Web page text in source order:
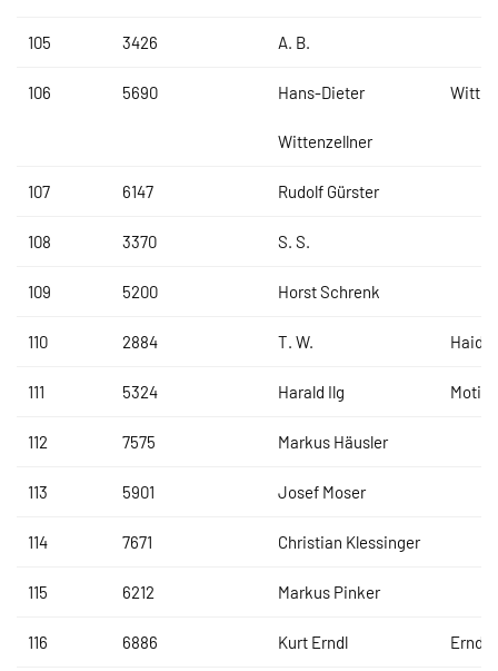
105 3426 A. B.
106 5690 Hans-Dieter
Wittenzellner
107 6147 Rudolf Gürster
108 3370 S. S.
109 5200 Horst Schrenk
110 2884 T. W. Haidl
111 5324 Harald Ilg
112 7575 Markus Häusler
113 5901 Josef Moser
114 7671 Christian Klessinger
115 6212 Markus Pinker
116 6886 Kurt Erndl Erndl-